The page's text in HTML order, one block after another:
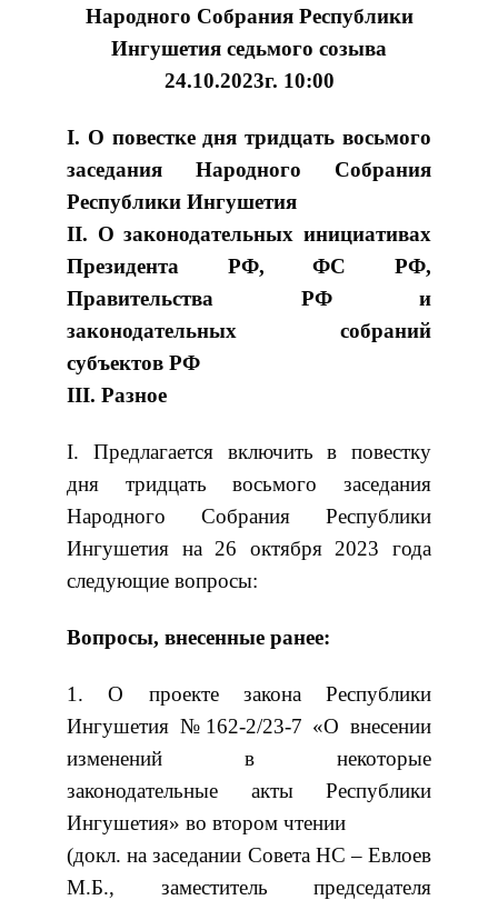
Народного Собрания Республики
Ингушетия седьмого созыва
24.10.2023г. 10:00
I. О повестке дня тридцать восьмого
заседания Народного Собрания
Республики Ингушетия
II. О законодательных инициативах
Президента РФ, ФС РФ,
Правительства РФ и
законодательных собраний
субъектов РФ
III. Разное
I. Предлагается включить в повестку
дня тридцать восьмого заседания
Народного Собрания Республики
Ингушетия на 26 октября 2023 года
следующие вопросы:
Вопросы, внесенные ранее:
1. О проекте закона Республики
Ингушетия №162-2/23-7 «О внесении
изменений в некоторые
законодательные акты Республики
Ингушетия» во втором чтении
(докл. на заседании Совета НС – Евлоев
М.Б., заместитель председателя